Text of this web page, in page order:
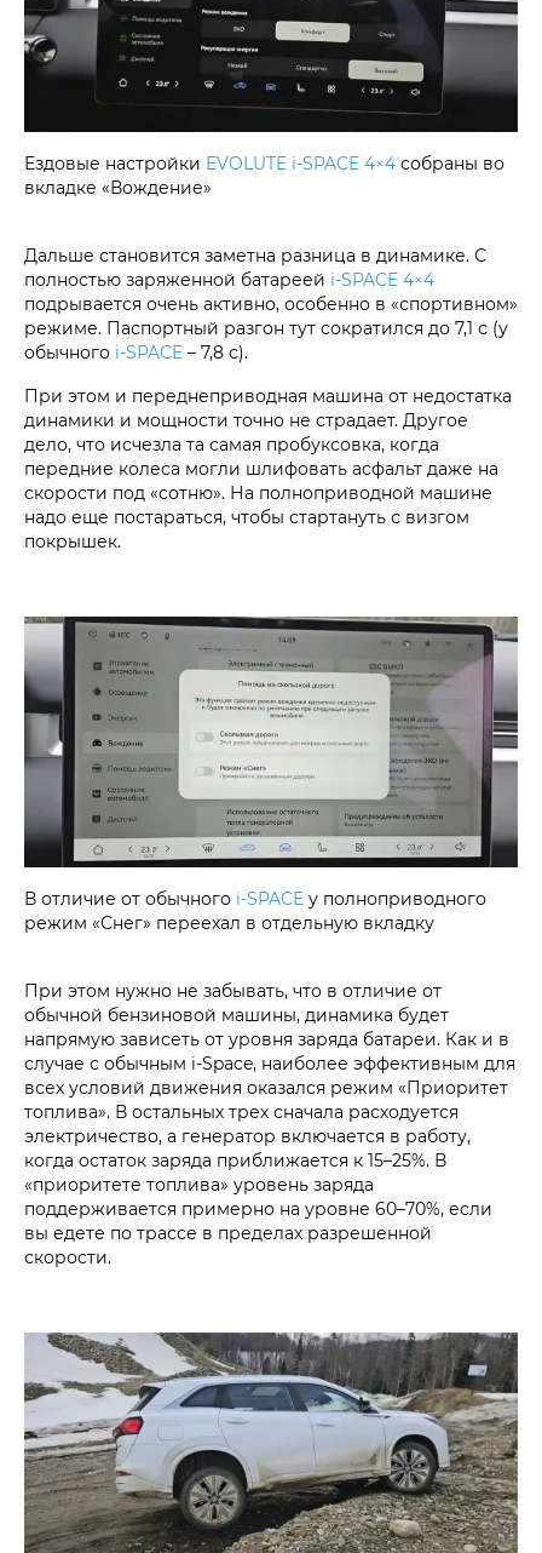
Ездовые настройки EVOLUTE i‑SPACE 4×4 собраны во
вкладке «Вождение»
Дальше становится заметна разница в динамике. С
полностью заряженной батареей i‑SPACE 4×4
подрывается очень активно, особенно в «спортивном»
режиме. Паспортный разгон тут сократился до 7,1 с (у
обычного i‑SPACE – 7,8 с).
При этом и переднеприводная машина от недостатка
динамики и мощности точно не страдает. Другое
дело, что исчезла та самая пробуксовка, когда
передние колеса могли шлифовать асфальт даже на
скорости под «сотню». На полноприводной машине
надо еще постараться, чтобы стартануть с визгом
покрышек.
В отличие от обычного i‑SPACE у полноприводного
режим «Снег» переехал в отдельную вкладку
При этом нужно не забывать, что в отличие от
обычной бензиновой машины, динамика будет
напрямую зависеть от уровня заряда батареи. Как и в
случае с обычным i-Space, наиболее эффективным для
всех условий движения оказался режим «Приоритет
топлива». В остальных трех сначала расходуется
электричество, а генератор включается в работу,
когда остаток заряда приближается к 15–25%. В
«приоритете топлива» уровень заряда
поддерживается примерно на уровне 60–70%, если
вы едете по трассе в пределах разрешенной
скорости.